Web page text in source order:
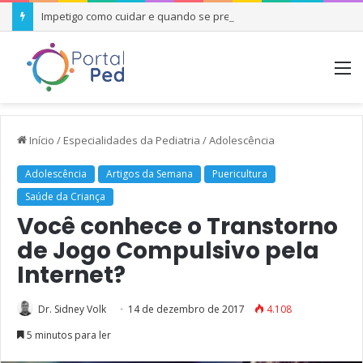
Impetigo como cuidar e quando se preocupar
Início / Especialidades da Pediatria /Adolescência
Adolescência Artigos da Semana
Puericultura
Saúde da Criança
Você conhece o Transtorno
de Jogo Compulsivo pela
Internet?
Dr. Sidney Volk 14 de dezembro de 2017
4.108
5 minutos para ler